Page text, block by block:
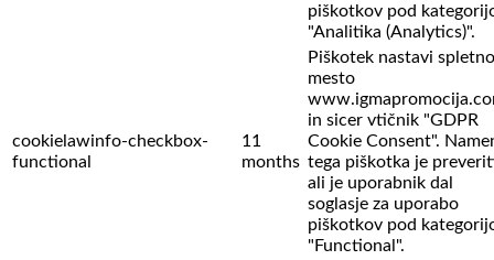
piškotkov pod
"Analitika (Analytics)".
cookielawinfo-checkbox-
functional
11
months
Piškotek nastavi spletno
mesto
in sicer vtičnik "GDPR
Cookie Consent".
tega piškotka je
ali je uporabnik dal
soglasje za uporabo
piškotkov pod
"Functional".